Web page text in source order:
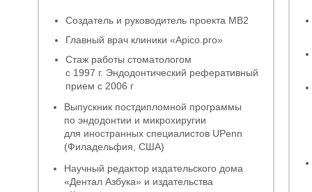
Создатель и руководитель проекта MB2
Главный врач клиники «Apico.pro»
Стаж работы стоматологом
с 1997 г. Эндодонтический реферативный
прием с 2006 г
Выпускник постдипломной программы
по эндодонтии и микрохиругии
для иностранных специалистов UPenn
(Филадельфия, США)
Научный редактор издательского дома
«Дентал Азбука» и издательства